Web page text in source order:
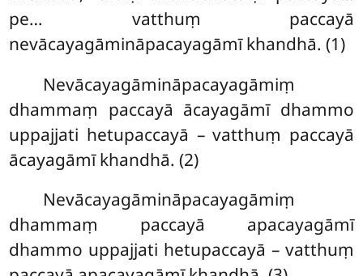
pe… vatthuṃ paccayā
nevācayagāmināpacayagāmī khandhā. (1)
Nevācayagāmināpacayagāmiṃ
dhammaṃ paccayā ācayagāmī dhammo
uppajjati hetupaccayā – vatthuṃ paccayā
ācayagāmī khandhā. (2)
Nevācayagāmināpacayagāmiṃ
dhammaṃ paccayā apacayagāmī
dhammo uppajjati hetupaccayā – vatthuṃ